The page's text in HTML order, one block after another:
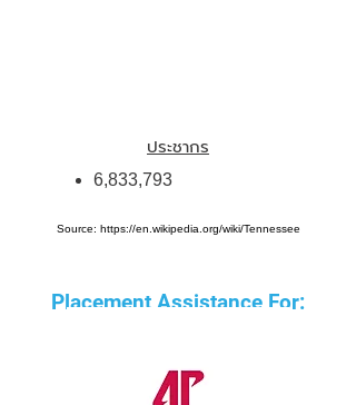
ประชากร
6,833,793
Source: https://en.wikipedia.org/wiki/Tennessee
Placement Assistance For: